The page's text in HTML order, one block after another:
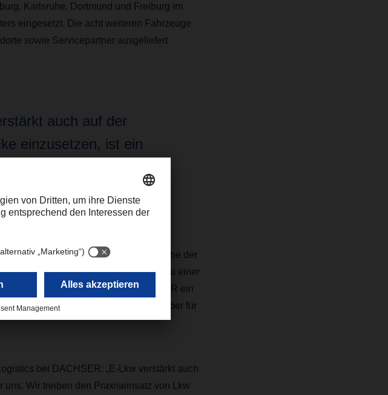
Karlsruhe, Dortmund und Freiburg im
eingesetzt. Die acht weiteren Fahrzeuge
sowie Servicepartner ausgeliefert
auch auf der
einzusetzen, ist ein
Benz Neu-Ulm, betont: „Die Übergabe der
auf unserem gemeinsamen Weg zu einer
in den Regelbetrieb setzt DACHSER ein
unterstreicht seine Rolle als Impulsgeber für
bei DACHSER: „E-Lkw verstärkt auch
Wir treiben den Praxiseinsatz von Lkw